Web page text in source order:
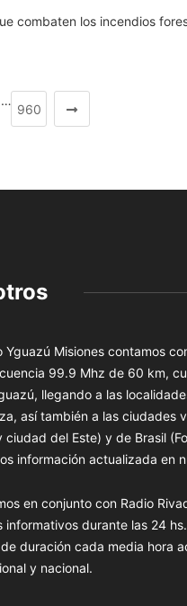
combaten los incendios
…
960
Yguazú Misiones contamos
99.9 Mhz de 60 km,
llegando a las
así también a las ciudades
ciudad del Este) y de Brasil
información actualizada en
en conjunto con Radio
informativos durante las 24
duración cada media hora
y nacional.